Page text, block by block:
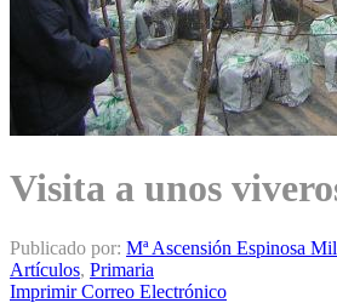
Visita a unos
Publicado por: Mª Ascensión Espinosa
Artículos, Primaria
Imprimir Correo Electrónico